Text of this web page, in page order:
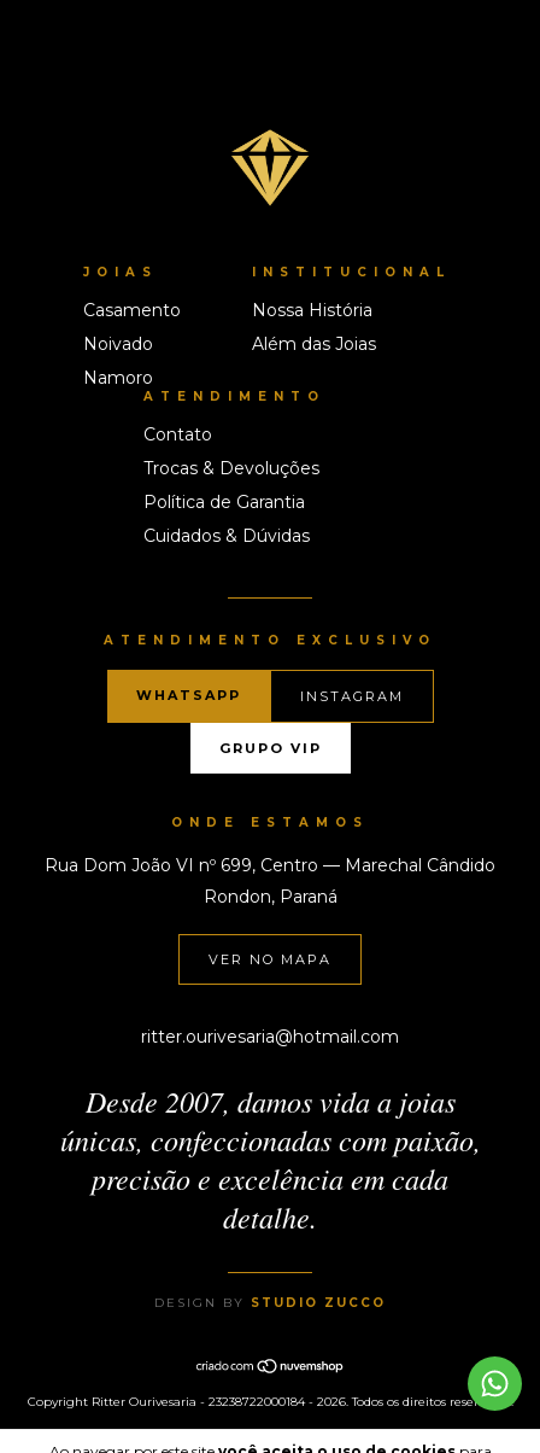
JOIAS
Casamento
Noivado
Namoro
INSTITUCIONAL
Nossa História
Além das Joias
ATENDIMENTO
Contato
Trocas & Devoluções
Política de Garantia
Cuidados & Dúvidas
ATENDIMENTO EXCLUSIVO
WHATSAPP INSTAGRAM
GRUPO VIP
ONDE ESTAMOS
Rua Dom João VI nº 699, Centro — Marechal Cândido
Rondon, Paraná
VER NO MAPA
ritter.ourivesaria@hotmail.com
Desde 2007, damos vida a joias
únicas, confeccionadas com paixão,
precisão e excelência em cada
detalhe.
DESIGN BY STUDIO ZUCCO
Copyright Ritter Ourivesaria - 23238722000184 - 2026. Todos os direitos reservados.